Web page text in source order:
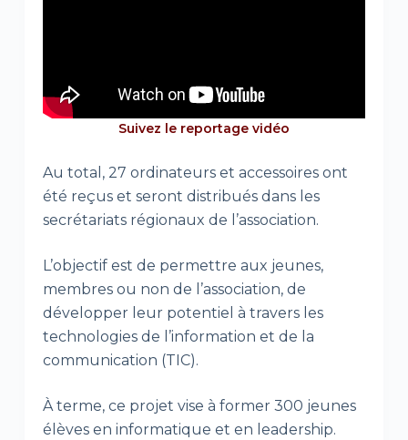
Suivez le reportage vidéo
Au total, 27 ordinateurs et accessoires ont
été reçus et seront distribués dans les
secrétariats régionaux de l’association.
L’objectif est de permettre aux jeunes,
membres ou non de l’association, de
développer leur potentiel à travers les
technologies de l’information et de la
communication (TIC).
À terme, ce projet vise à former 300 jeunes
élèves en informatique et en leadership.